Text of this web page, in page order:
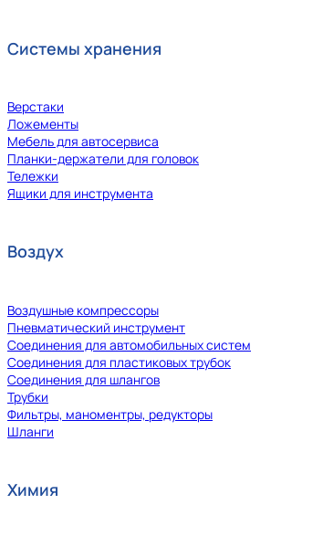
Системы хранения
Верстаки
Ложементы
Мебель для автосервиса
Планки-держатели для головок
Тележки
Ящики для инструмента
Воздух
Воздушные компрессоры
Пневматический инструмент
Соединения для автомобильных систем
Соединения для пластиковых трубок
Соединения для шлангов
Трубки
Фильтры, маноментры, редукторы
Шланги
Химия